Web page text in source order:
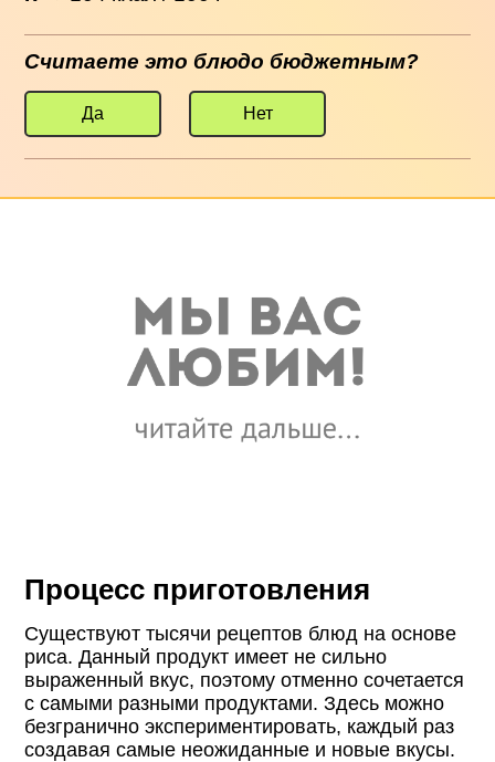
Считаете это блюдо бюджетным?
Да Нет
Процесс приготовления
Существуют тысячи рецептов блюд на основе
риса. Данный продукт имеет не сильно
выраженный вкус, поэтому отменно сочетается
с самыми разными продуктами. Здесь можно
безгранично экспериментировать, каждый раз
создавая самые неожиданные и новые вкусы.